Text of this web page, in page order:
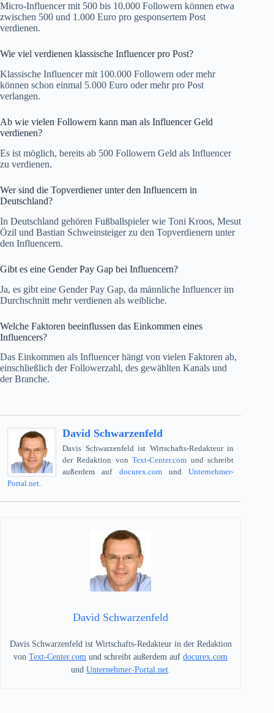
Micro-Influencer mit 500 bis 10.000 Followern können etwa
zwischen 500 und 1.000 Euro pro gesponsertem Post
verdienen.
Wie viel verdienen klassische Influencer pro Post?
Klassische Influencer mit 100.000 Followern oder mehr
können schon einmal 5.000 Euro oder mehr pro Post
verlangen.
Ab wie vielen Followern kann man als Influencer Geld
verdienen?
Es ist möglich, bereits ab 500 Followern Geld als Influencer
zu verdienen.
Wer sind die Topverdiener unter den Influencern in
Deutschland?
In Deutschland gehören Fußballspieler wie Toni Kroos, Mesut
Özil und Bastian Schweinsteiger zu den Topverdienern unter
den Influencern.
Gibt es eine Gender Pay Gap bei Influencern?
Ja, es gibt eine Gender Pay Gap, da männliche Influencer im
Durchschnitt mehr verdienen als weibliche.
Welche Faktoren beeinflussen das Einkommen eines
Influencers?
Das Einkommen als Influencer hängt von vielen Faktoren ab,
einschließlich der Followerzahl, des gewählten Kanals und
der Branche.
David Schwarzenfeld
Davis Schwarzenfeld ist Wirtschafts-Redakteur in
der Redaktion vonText-Center.com und schreibt
außerdem auf docurex.comundUnternehmer-
Portal.net.
David Schwarzenfeld
Davis Schwarzenfeld ist Wirtschafts-Redakteur in der Redaktion
vonText-Center.com und schreibt außerdem aufdocurex.com
und Unternehmer-Portal.net.